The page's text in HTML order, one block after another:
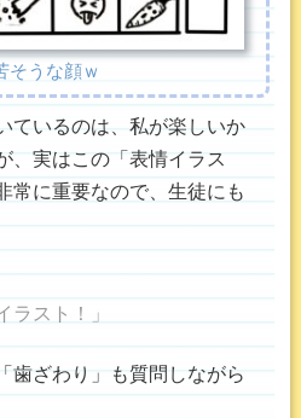
そうな顔ｗ
ているのは、私が楽しいか
、実はこの「表情イラス
常に重要なので、生徒にも
ラスト！」
歯ざわり」も質問しながら